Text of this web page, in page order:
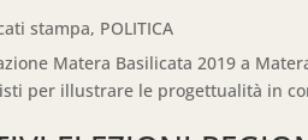
stampa, POLITICA
Matera Basilicata 2019 a
per illustrare le progettualità in